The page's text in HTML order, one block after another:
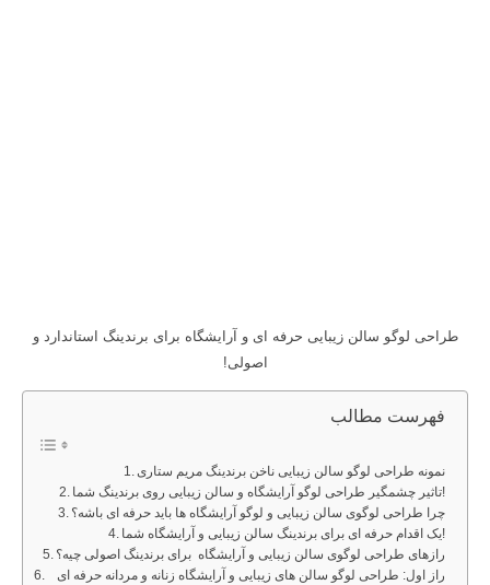
طراحی لوگو سالن زیبایی حرفه ای و آرایشگاه برای برندینگ استاندارد و
اصولی!
فهرست مطالب
نمونه طراحی لوگو سالن زیبایی ناخن برندینگ مریم ستاری
تاثیر چشمگیر طراحی لوگو آرایشگاه و سالن زیبایی روی برندینگ شما!
چرا طراحی لوگوی سالن زیبایی و لوگو آرایشگاه ها باید حرفه ای باشه؟
یک اقدام حرفه ای برای برندینگ سالن زیبایی و آرایشگاه شما!
رازهای طراحی لوگوی سالن زیبایی و آرایشگاه برای برندینگ اصولی چیه؟
راز اول: طراحی لوگو سالن های زیبایی و آرایشگاه زنانه و مردانه حرفه ای